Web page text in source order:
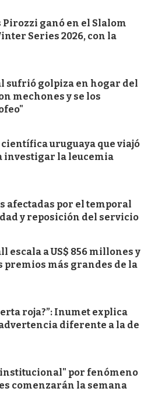
Pirozzi ganó en el Slalom
Series 2026, con la
sufrió golpiza en hogar del
mechones y se los
uruguaya que viajó
investigar la leucemia
afectadas por el temporal
y reposición del servicio
escala a US$ 856 millones y
premios más grandes de la
roja?”: Inumet explica
diferente a la de
por fenómeno
comenzarán la semana